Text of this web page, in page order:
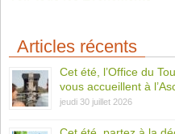
Articles récents
Cet été, l’Office du
vous accueillent à
jeudi 30 juillet 2026